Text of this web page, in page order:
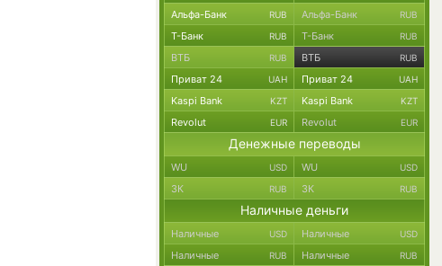
Альфа-Банк RUB Альфа-Банк RUB
Т-Банк RUB Т-Банк RUB
ВТБ RUB ВТБ RUB
Приват 24 UAH Приват 24 UAH
Kaspi Bank KZT Kaspi Bank KZT
Revolut EUR Revolut EUR
Денежные переводы
WU USD WU USD
ЗК RUB ЗК RUB
Наличные деньги
Наличные USD Наличные USD
Наличные RUB Наличные RUB